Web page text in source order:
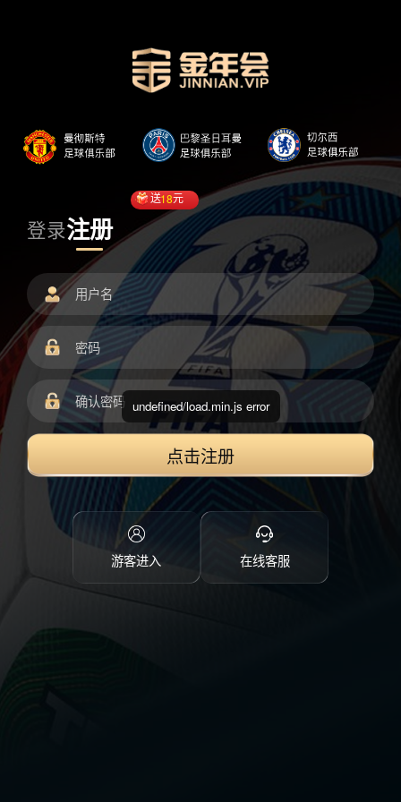
登录注册
送18元
点击注册
游客进入 在线客服
undefined/load.min.js error